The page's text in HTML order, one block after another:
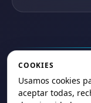
© 2025
COOKIES
Usamos cookies
aceptar todas,